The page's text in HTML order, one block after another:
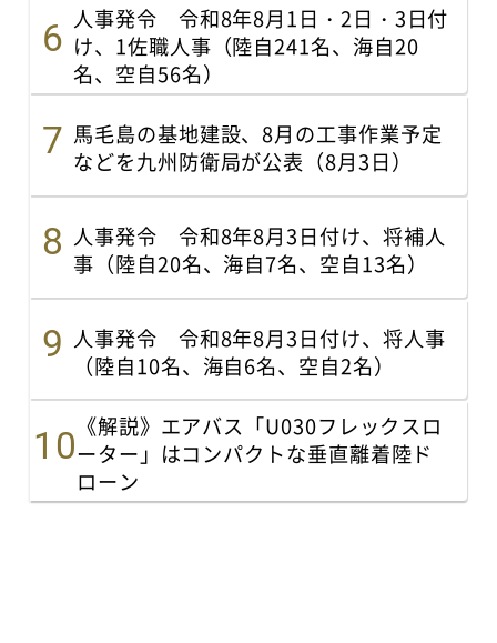
人事発令 令和8年8月1日・2日・3日付
け、1佐職人事（陸自241名、海自20
名、空自56名）
馬毛島の基地建設、8月の工事作業予定
などを九州防衛局が公表（8月3日）
人事発令 令和8年8月3日付け、将補人
事（陸自20名、海自7名、空自13名）
人事発令 令和8年8月3日付け、将人事
（陸自10名、海自6名、空自2名）
《解説》エアバス「U030フレックスロ
ーター」はコンパクトな垂直離着陸ド
ローン